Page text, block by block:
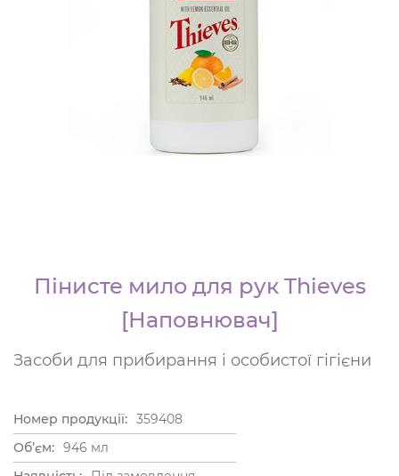
Пінисте мило для рук Thieves
[Наповнювач]
Засоби для прибирання і особистої гігієни
Номер продукції: 359408
Об’єм: 946 мл